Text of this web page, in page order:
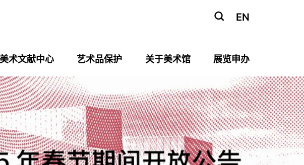
EN
美术文献中心 艺术品保护 关于美术馆 展览申办